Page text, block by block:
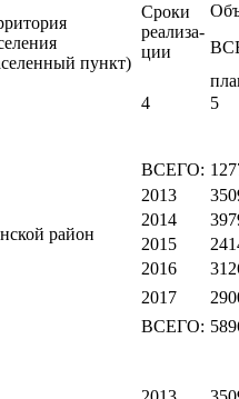
пункт)
Сроки
реализа-
ции
4
5
район
ВСЕГО:
2013
2014
2015
2016
2017
ВСЕГО: